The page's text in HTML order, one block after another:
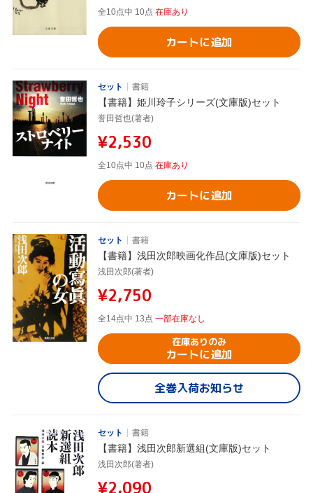
全10点中 10点 在庫あり
カートに追加
セット 書籍
【書籍】姫川玲子シリーズ(文庫版)セット
誉田哲也(著者)
¥2,530
全10点中 10点 在庫あり
カートに追加
セット 書籍
【書籍】浅田次郎映画化作品(文庫版)セット
浅田次郎(著者)
¥2,750
全14点中 13点 一部在庫なし
在庫ありのみ
カートに追加
全巻入荷お知らせ
セット 書籍
【書籍】浅田次郎新選組(文庫版)セット
浅田次郎(著者)
¥2,090